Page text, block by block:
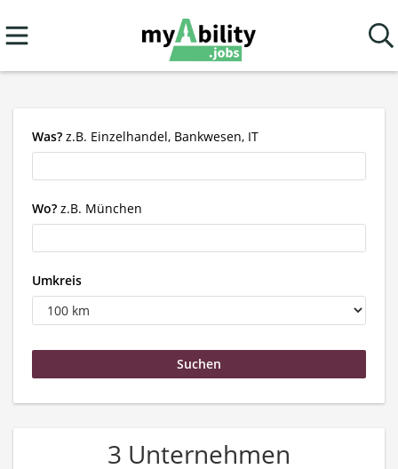
Was? z.B. Einzelhandel, Bankwesen, IT
Wo? z.B. München
Umkreis
3 Unternehmen